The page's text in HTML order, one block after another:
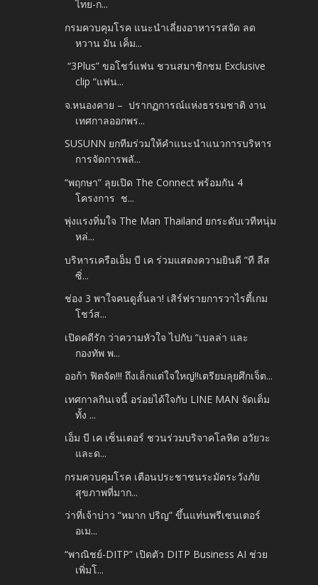
ไทย-ก...
กรมควบคุมโรค แนะนำเลี่ยงอาหารรสจัด ลด
หวาน มัน เค็ม...
“3Plus” ขอโชว์แฟน ชวนสมาชิกชม Exclusive
clip “แฟน...
จ.หนองคาย – ปรากฏการณ์แห่งธรรมชาติ งาน
เทศกาลออกพร...
SUSUNN ยกทีมร่วมให้คำแนะนำแนวการบริหาร
การจัดการพลั...
“พฤกษา” ลุยเปิด The Connect พร้อมกัน 4
โครงการ ช...
พุ่งแรงทิ่มใจ The Man Thailand ยกระดับเวทีหนุ่ม
หล่...
บริหารเครือเอ็ม บี เค ร่วมแสดงความยินดี “ที ลีส
ซิ่...
ช่อง 3 พาใจคนดูลั้นลา! เสิร์ฟรายการวาไรตี้เกม
โชว์ส...
เปิดคดีรัก ว่าความหัวใจ ไปกับ “เบลล่า และ
กองทัพ พ...
ออก้า ฟิตจัด!!! ถึงเล็กแต่ใจใหญ่!!เตรียมลุยศึกเจ็ต...
เทศกาลกินเจนี้ อร่อยได้ใจกับ LINE MAN จัดเต็ม
ทั้ง ...
เอ็ม บี เค เซ็นเตอร์ ชวนร่วมบริจาคโลหิต อวัยวะ
และด...
กรมควบคุมโรค เตือนประชาชนระมัดระวังภัย
สุขภาพที่มาก...
ว่าที่เจ้าบ่าว “หมาก ปริญ” ขึ้นแท่นพรีเซนเตอร์
อเม...
“พาณิชย์-DITP” เปิดตัว DITP Business AI ช่วย
เพิ่มโ...